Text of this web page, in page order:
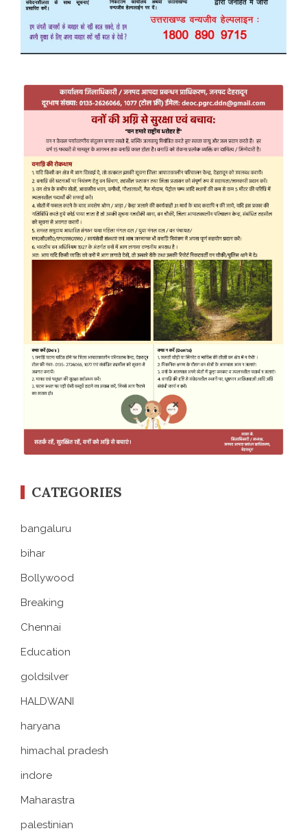
CATEGORIES
bangaluru
bihar
Bollywood
Breaking
Chennai
Education
goldsilver
HALDWANI
haryana
himachal pradesh
indore
Maharastra
palestinian